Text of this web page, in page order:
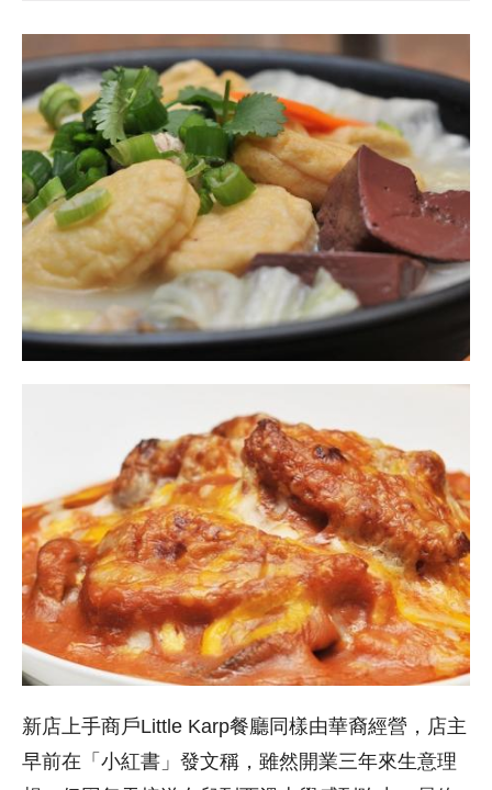
新店上手商戶Little Karp餐廳同樣由華裔經營，店主
早前在「小紅書」發文稱，雖然開業三年來生意理